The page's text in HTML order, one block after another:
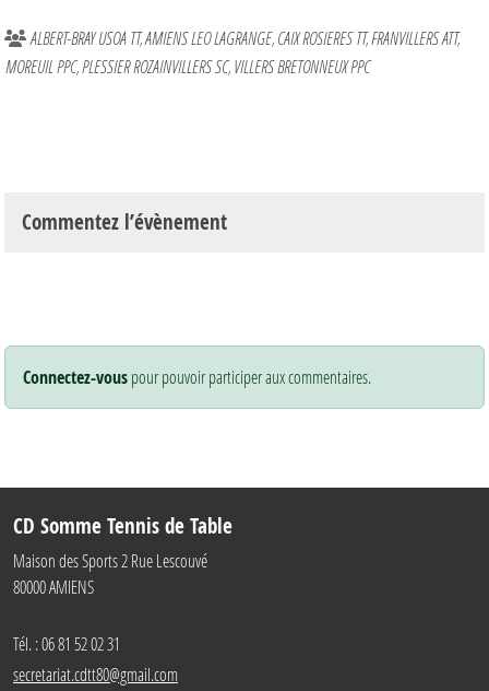
ALBERT-BRAY USOA TT AMIENS LEO LAGRANGE CAIX ROSIERES TT FRANVILLERS ATT
MOREUIL PPC PLESSIER ROZAINVILLERS SC VILLERS BRETONNEUX PPC
Commentez l’évènement
Connectez-vouspour pouvoir participer aux commentaires.
CD Somme Tennis de Table
Maison des Sports 2 Rue Lescouvé
80000AMIENS
Tél. :06 81 52 02 31
secretariat.cdtt80@gmail.com